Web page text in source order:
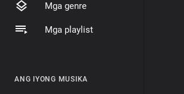
Mga genre
Mga playlist
ANG IYONG MUSIKA